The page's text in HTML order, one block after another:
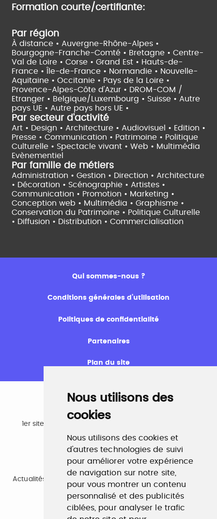
Nous utilisons des
cookies
Nous utilisons des cookies et
d'autres technologies de suivi
pour améliorer votre expérience
de navigation sur notre site,
pour vous montrer un contenu
personnalisé et des publicités
ciblées, pour analyser le trafic
Formation courte/certifiante:
Par région
À distance • Auvergne-Rhône-Alpes •
Bourgogne-Franche-Comté • Bretagne • Centre-
Val de Loire • Corse • Grand Est • Hauts-de-
France •
Île-de-France • Normandie • Nouvelle-
Aquitaine • Occitanie • Pays de la Loire •
Provence-Alpes-Côte d'Azur • DROM-COM /
Etranger • Belgique/Luxembourg • Suisse • Autre
pays UE • Autre pays hors UE •
Par secteur d'activité
Art • Design • Architecture • Audiovisuel • Edition •
Presse • Communication • Patrimoine • Politique
Culturelle • Spectacle vivant • Web • Multimédia
Evènementiel
Par famille de métiers
Administration • Gestion • Direction • Architecture
• Décoration • Scénographie • Artistes •
Communication • Promotion • Marketing •
Conception web • Multimédia • Graphisme •
Conservation du Patrimoine • Politique Culturelle
• Diffusion • Distribution • Commercialisation
Qui sommes-nous ?
Conditions générales d’utilisation
Politiques de confidentialité
Partenaires
Plan du site
Emploi
1er site emploi du secteur culturel 784.000 visites et
www.profilculture.com
Formation
Actualités, guide et annuaire des formations aux métiers
de la culture.
www.profilculture-formation.com